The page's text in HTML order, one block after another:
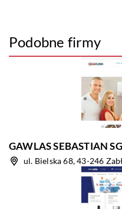
Podobne firmy
GAWLAS SEBASTIAN
ul. Bielska 68, 43-246